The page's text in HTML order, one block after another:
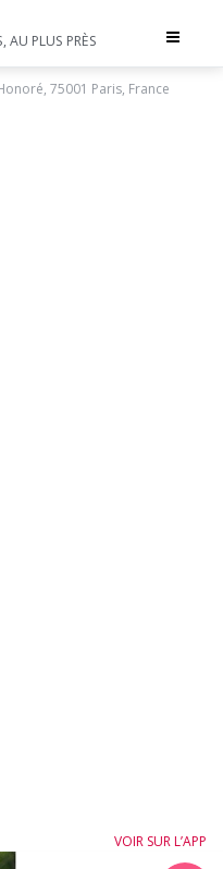
Toggle
AU PLUS PRÈS
75001 Paris, France
VOIR SUR L’APP